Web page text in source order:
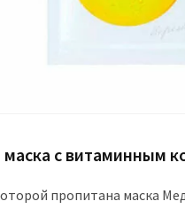
маска с витаминным
пропитана маска